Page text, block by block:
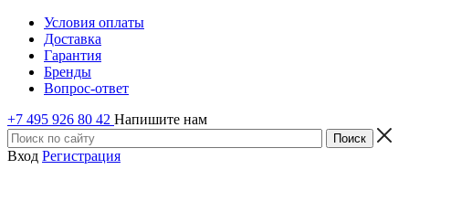
Условия оплаты
Доставка
Гарантия
Бренды
Вопрос-ответ
+7 495 926 80 42 Напишите нам
Вход Регистрация